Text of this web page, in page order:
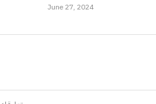
June 27, 2024